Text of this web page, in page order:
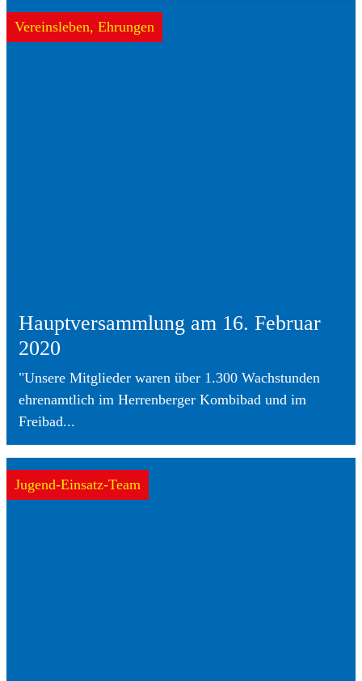
Vereinsleben, Ehrungen
Hauptversammlung am 16. Februar
2020
"Unsere Mitglieder waren über 1.300 Wachstunden
ehrenamtlich im Herrenberger Kombibad und im
Freibad...
Jugend-Einsatz-Team